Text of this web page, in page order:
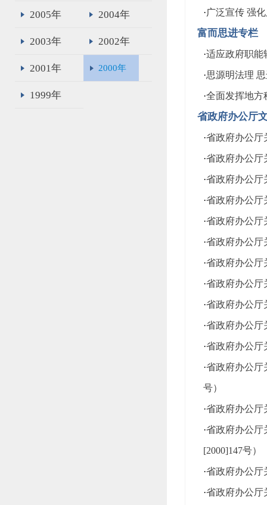
2005年 2004年
2003年 2002年
2001年 2000年
1999年
·广泛宣传 强
富而思进专栏
·适应政府职能
·思源明法理
·全面发挥地方
省政府办公厅
·省政府办公厅
·省政府办公厅
·省政府办公厅
·省政府办公厅
·省政府办公厅
·省政府办公厅
·省政府办公厅
·省政府办公厅
·省政府办公厅
·省政府办公厅
·省政府办公厅
·省政府办公厅
号）
·省政府办公厅
·省政府办公厅
[2000]147号）
·省政府办公厅
·省政府办公厅